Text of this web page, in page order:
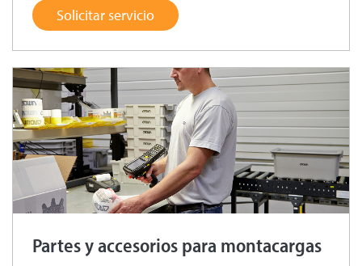
Solicitar servicio
Partes y accesorios para montacargas